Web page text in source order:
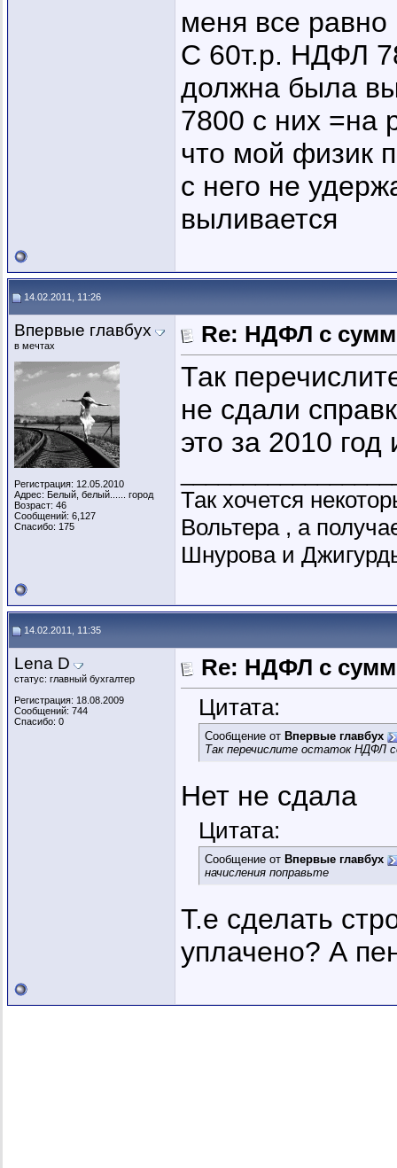
меня все равно
С 60т.р. НДФЛ
должна была
7800 с них =на
что мой физик
с него не
выливается
14.02.2011, 11:26
Впервые главбух
в мечтах
Регистрация: 12.05.2010
Адрес: Белый, белый...... город
Возраст: 46
Сообщений: 6,127
Спасибо: 175
Re: НДФЛ с
Так
не сдали
это за 2010
Так хочется
Вольтера , а
Шнурова и
14.02.2011, 11:35
Lena D
статус: главный бухгалтер
Регистрация: 18.08.2009
Сообщений: 744
Спасибо: 0
Re: НДФЛ с
Цитата:
Сообщение от Впервые главбух
Так перечислите остаток НДФЛ
Нет не сдала
Цитата:
Сообщение от Впервые главбух
начисления поправьте
Т.е сделать
уплачено? А